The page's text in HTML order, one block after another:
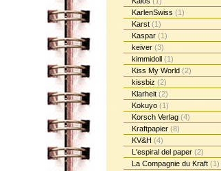
KarlenSwiss (1)
Karst (1)
Kaspar (1)
keiver (3)
kimmidoll (1)
Kiss My World (2)
kissbiz (2)
Klarheit (2)
Kokuyo (1)
Korsch Verlag (4)
Kraftpapier (8)
KV&H (4)
L'espiral del paper (2)
La Compagnie du Kraft (1)